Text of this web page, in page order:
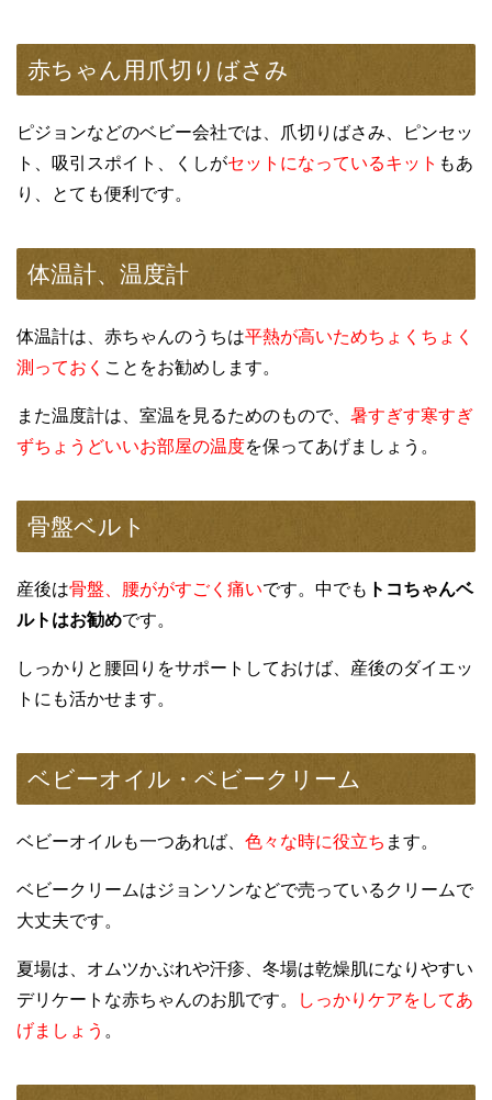
赤ちゃん用爪切りばさみ
ピジョンなどのベビー会社では、爪切りばさみ、ピンセッ
ト、吸引スポイト、くしがセットになっているキット もあ
り、とても便利です。
体温計、温度計
体温計は、赤ちゃんのうちは平熱が高いためちょくちょく
測っておく ことをお勧めします。
また温度計は、室温を見るためのもので、 暑すぎす寒すぎ
ずちょうどいいお部屋の温度を保ってあげましょう。
骨盤ベルト
産後は骨盤、腰ががすごく痛いです。中でも トコちゃんベ
ルトはお勧めです。
しっかりと腰回りをサポートしておけば、産後のダイエッ
トにも活かせます。
ベビーオイル・ベビークリーム
ベビーオイルも一つあれば、 色々な時に役立ち ます。
ベビークリームはジョンソンなどで売っているクリームで
大丈夫です。
夏場は、オムツかぶれや汗疹、冬場は乾燥肌になりやすい
デリケートな赤ちゃんのお肌です。
しっかりケアをしてあ
げましょう 。